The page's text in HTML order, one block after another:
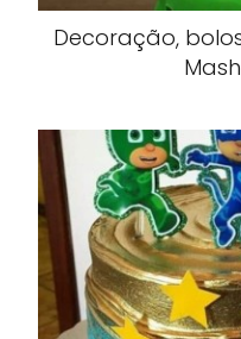
Decoração,